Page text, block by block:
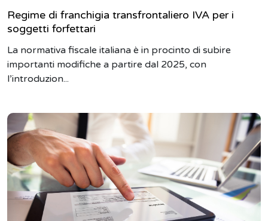
Regime di franchigia transfrontaliero IVA per i
soggetti forfettari
La normativa fiscale italiana è in procinto di subire
importanti modifiche a partire dal 2025, con
l’introduzion...